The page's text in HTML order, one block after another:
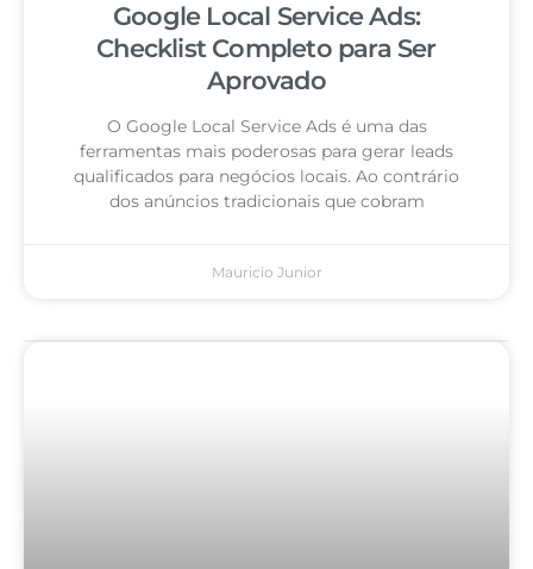
Google Local Service Ads:
Checklist Completo para Ser
Aprovado
O Google Local Service Ads é uma das
ferramentas mais poderosas para gerar leads
qualificados para negócios locais. Ao contrário
dos anúncios tradicionais que cobram
Mauricio Junior